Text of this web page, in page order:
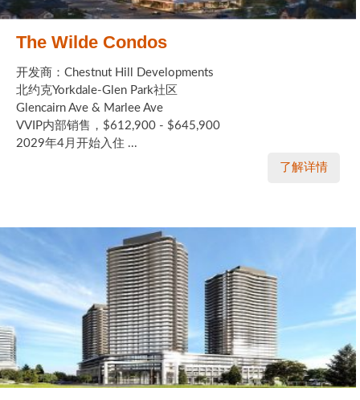
The Wilde Condos
开发商：Chestnut Hill Developments
北约克Yorkdale-Glen Park社区
Glencairn Ave & Marlee Ave
VVIP内部销售，$612,900 - $645,900
2029年4月开始入住 ...
了解详情